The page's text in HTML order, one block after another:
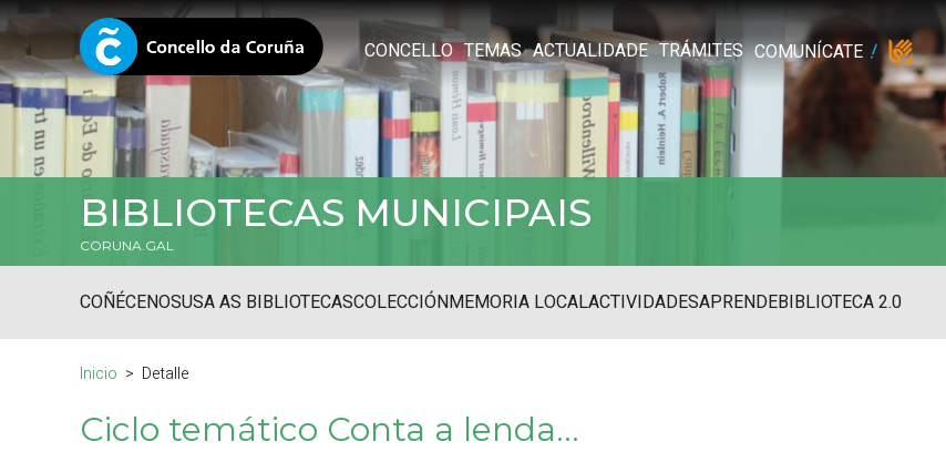
CONCELLO TEMAS ACTUALIDADE TRÁMITES COMUNÍCATE
BIBLIOTECAS MUNICIPAIS
CORUNA.GAL
COÑÉCENOSUSA AS BIBLIOTECASCOLECCIÓNMEMORIA LOCALACTIVIDADESAPRENDEBIBLIOTECA 2.0
Inicio Detalle
Ciclo temático Conta a lenda...